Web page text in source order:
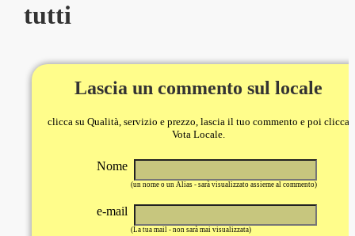
tutti
Lascia un commento sul locale
clicca su Qualità, servizio e prezzo, lascia il tuo commento e poi clicca
Vota Locale.
Nome
(un nome o un Alias - sarà visualizzato assieme al commento)
e-mail
(La tua mail - non sarà mai visualizzata)